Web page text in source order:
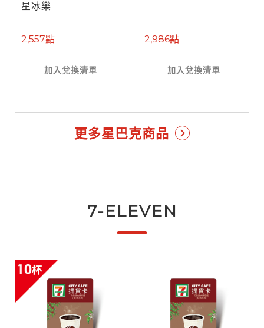
星冰樂
2,557點
加入兌換清單
2,986點
加入兌換清單
更多星巴克商品
7-ELEVEN